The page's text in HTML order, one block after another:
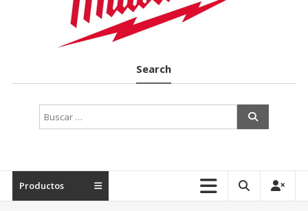
Search
Productos